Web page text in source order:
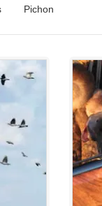
Pichon
•